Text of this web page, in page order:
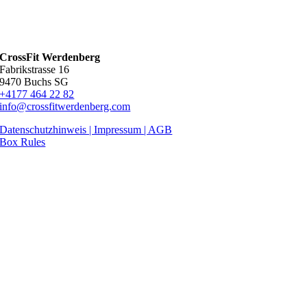
CrossFit Werdenberg
Fabrikstrasse 16
9470 Buchs SG
+4177 464 22 82
info@crossfitwerdenberg.com
Datenschutzhinweis | Impressum | AGB
Box Rules